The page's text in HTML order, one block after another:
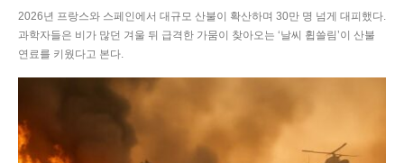
2026년 프랑스와 스페인에서 대규모 산불이 확산하며 30만 명 넘게 대피했다.
과학자들은 비가 많던 겨울 뒤 급격한 가뭄이 찾아오는 ‘날씨 휩쓸림’이 산불
연료를 키웠다고 본다.